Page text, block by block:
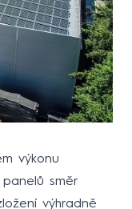
výkonu
panelů směr
výhradně